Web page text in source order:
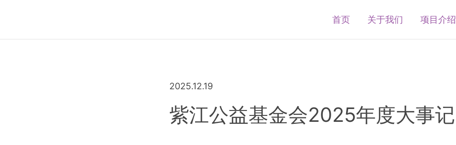
首页 关于我们 项目介绍
2025.12.19
紫江公益基金会2025年度大事记